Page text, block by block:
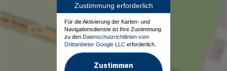
Zustimmung erforderlich
Für die Aktivierung der Karten- und
Navigationsdienste ist Ihre Zustimmung
zu den Datenschutzrichtlinien vom
Drittanbieter Google LLC erforderlich.
Zustimmen